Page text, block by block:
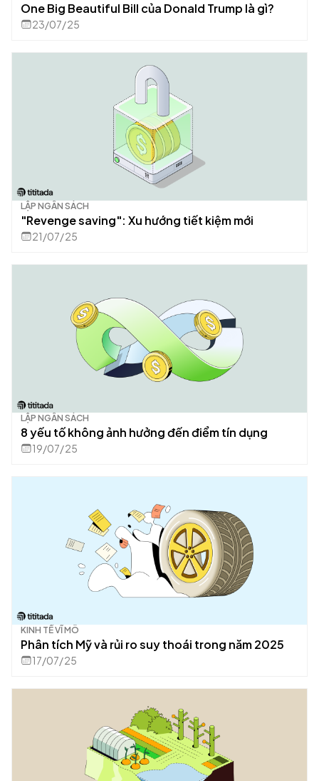
One Big Beautiful Bill của Donald Trump là gì?
23/07/25
LẬP NGÂN SÁCH
"Revenge saving": Xu hướng tiết kiệm mới
21/07/25
LẬP NGÂN SÁCH
8 yếu tố không ảnh hưởng đến điểm tín dụng
19/07/25
KINH TẾ VĨ MÔ
Phân tích Mỹ và rủi ro suy thoái trong năm 2025
17/07/25